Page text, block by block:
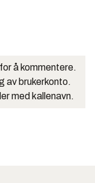
å kommentere.
av brukerkonto.
med kallenavn.